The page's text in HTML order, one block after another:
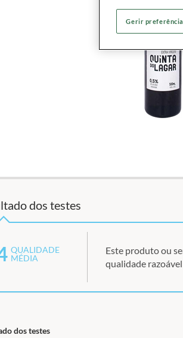
dos testes
QUALIDADE
MÉDIA
Este produto ou
qualidade
dos testes
Gerir